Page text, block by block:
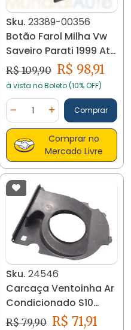
Sku. 23389-00356
Botão Farol Milha Vw
Saveiro Parati 1999 Até
2006. 23389
R$ 109,90 R$ 98,91
à vista no Boleto (10% OFF)
Diminuir Quantidade
Quantidade
AdicionarComprar
Comprar no
Mercado Livre
Sku. 24546
Carcaça Ventoinha Ar
Condicionado S10
Blazer 95 À 11 24546
R$ 79,90 R$ 71,91